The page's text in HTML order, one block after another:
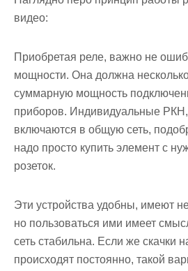
видео:
Приобретая реле, важно не
мощности. Она должна
суммарную мощность
приборов. Индивидуальные
включаются в общую сеть,
надо просто купить элемент с
розеток.
Эти устройства удобны, имеют
но пользоваться ими имеет
сеть стабильна. Если же скачки
происходят постоянно, такой